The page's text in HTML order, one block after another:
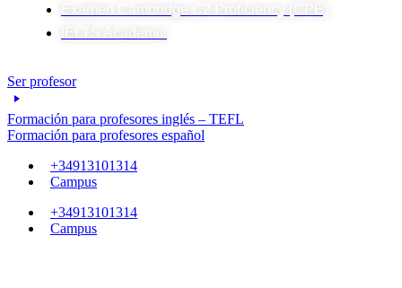
Examen Cambridge C2 Proficiency (CPE)
IELTS Academic
Ser profesor
Formación para profesores inglés – TEFL
Formación para profesores español
+34913101314
Campus
+34913101314
Campus